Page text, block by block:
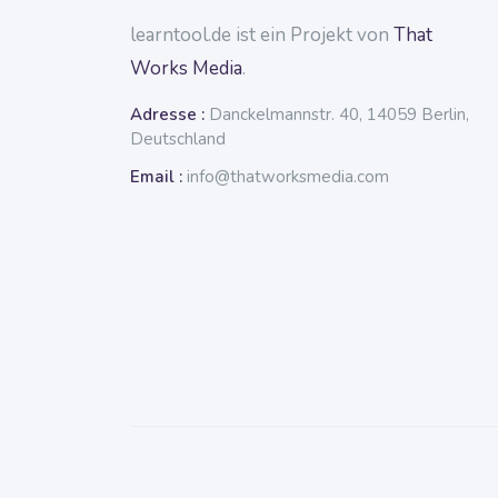
learntool.de ist ein Projekt von That
Works Media.
Adresse : Danckelmannstr. 40, 14059 Berlin,
Deutschland
Email : info@thatworksmedia.com